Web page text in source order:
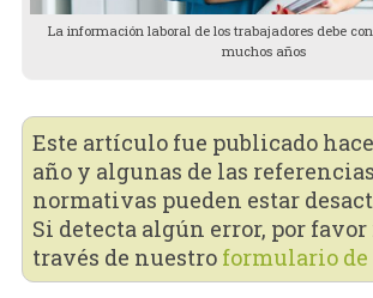
La información laboral de los trabajadores debe
muchos años
Este artículo fue publicado
año y algunas de las referencias
normativas pueden estar
Si detecta algún error, por favor
través de nuestro formulario de